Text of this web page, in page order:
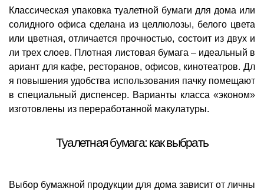
Классическая упаковка туалетной бумаги для дома или
солидного офиса сделана из целлюлозы, белого цвета
или цветная, отличается прочностью, состоит из двух и
ли трех слоев. Плотная листовая бумага – идеальный в
ариант для кафе, ресторанов, офисов, кинотеатров. Дл
я повышения удобства использования пачку помещают
в специальный диспенсер. Варианты класса «эконом»
изготовлены из переработанной макулатуры.
Туалетная бумага: как выбрать
Выбор бумажной продукции для дома зависит от личны